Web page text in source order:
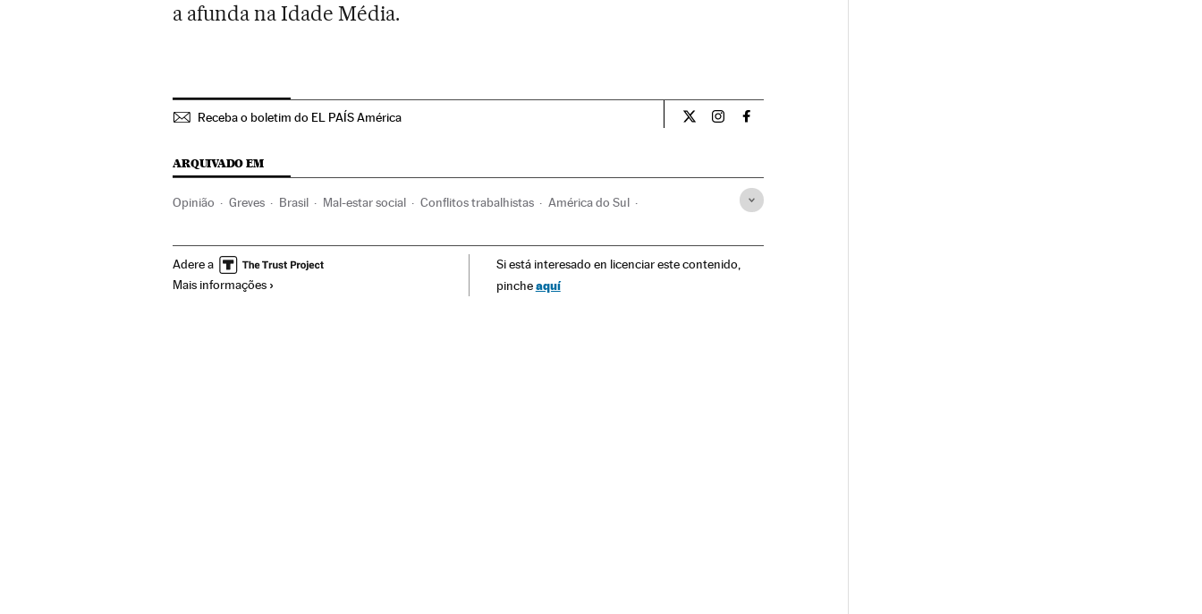
a afunda na Idade Média.
Receba o boletim do EL PAÍS América Opiniao El País Brasil en Twitter
Opiniao El País Brasil en Instagram
Opiniao El País Brasil en Facebook
ARQUIVADO EM
Opinião Greves Brasil Mal-estar social Conflitos trabalhistas América do Sul
Adere a
Mais informações
Si está interesado en licenciar este contenido,
pincheaquí